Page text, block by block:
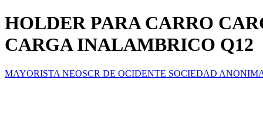
HOLDER PARA CARRO
CARGA INALAMBRICO Q12
MAYORISTA NEOSCR DE OCIDENTE SOCIEDAD